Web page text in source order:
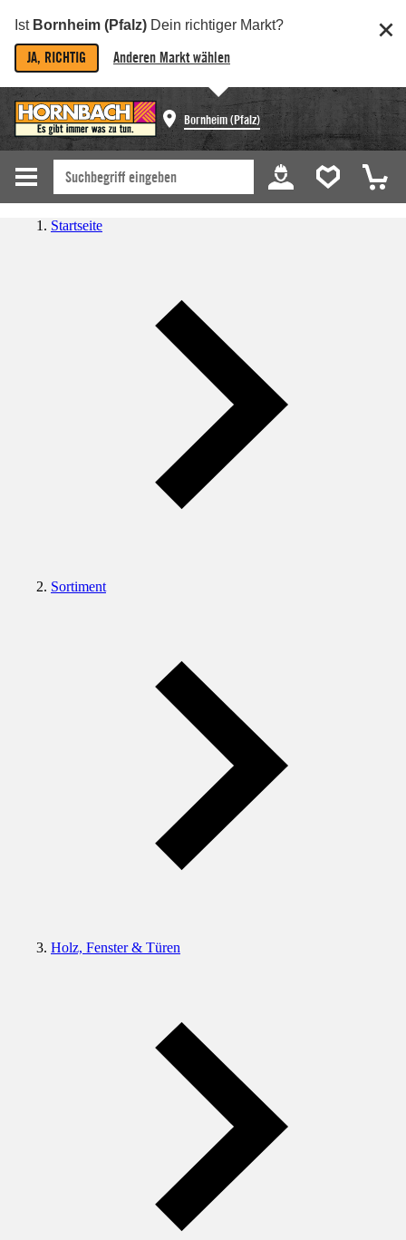
Ist Bornheim (Pfalz) Dein richtiger Markt?
JA, RICHTIG Anderen Markt wählen
Bornheim (Pfalz)
Startseite
Sortiment
Holz, Fenster & Türen